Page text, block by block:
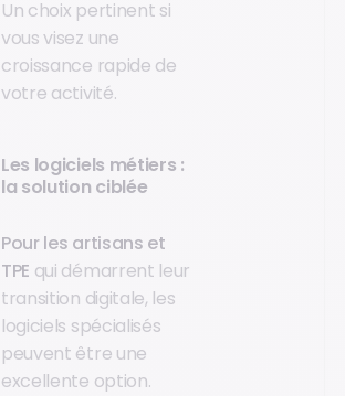
Un choix pertinent si
vous visez une
croissance rapide de
votre activité.
Les logiciels métiers :
la solution ciblée
Pour les artisans et
TPE qui démarrent leur
transition digitale, les
logiciels spécialisés
peuvent être une
excellente option.